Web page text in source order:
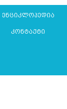
ენციკლოპედია
კონტაქტი